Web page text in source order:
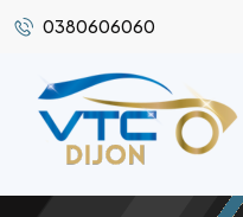
0380606060